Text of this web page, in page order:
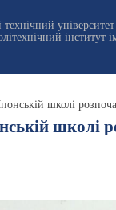
інститут
школі
школі